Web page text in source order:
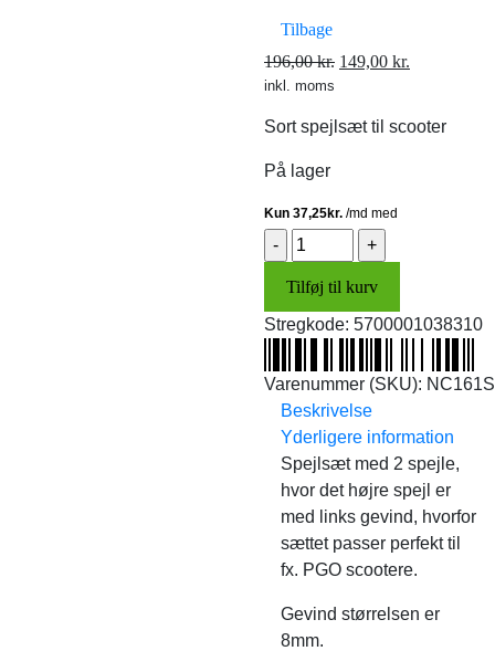
Tilbage
196,00kr. Den
149,00 kr.
inkl. moms
Sort spejlsæt til scooter
På lager
Spejlsæt
(sort)
SUPER
PRIS
Tilføj til kurv
Stregkode: 5700001038310
Varenummer (SKU): NC161S
Beskrivelse
Yderligere information
Spejlsæt med 2 spejle,
hvor det højre spejl er
med links gevind, hvorfor
sættet passer perfekt til
fx. PGO scootere.
Gevind størrelsen er
8mm.